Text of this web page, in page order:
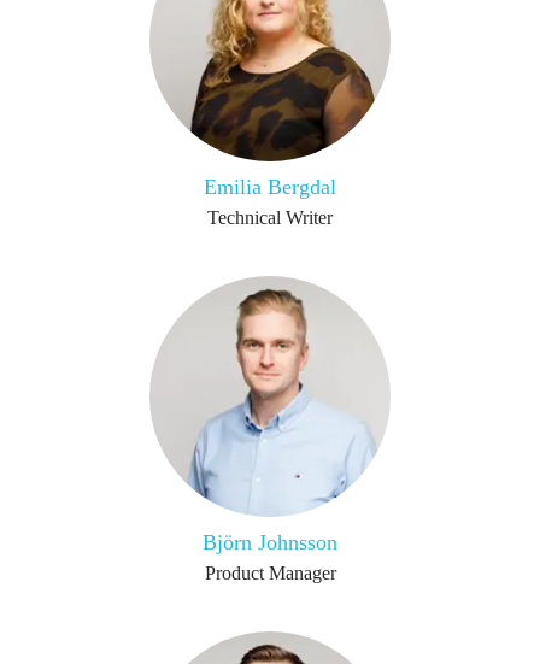
Emilia Bergdal
Technical Writer
Björn Johnsson
Product Manager